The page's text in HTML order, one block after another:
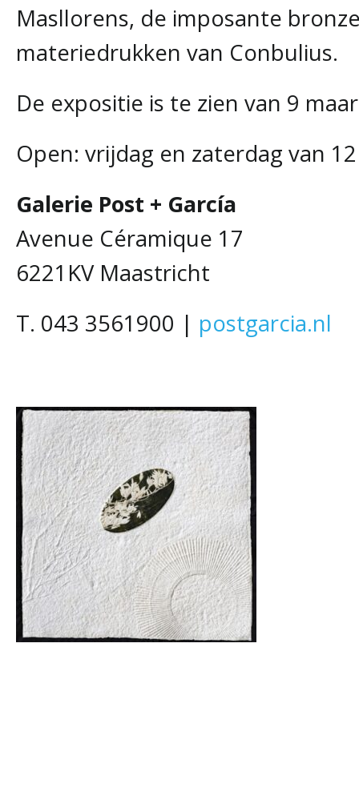
Masllorens, de imposante
materiedrukken van Conbulius.
De expositie is te zien van 9
Open: vrijdag en zaterdag van
Galerie Post + García
Avenue Céramique 17
6221KV Maastricht
T. 043 3561900 | postgarcia.nl